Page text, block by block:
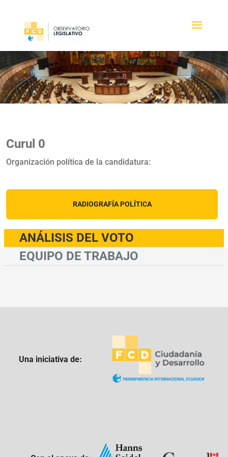
Curul 0
Organización política de la candidatura:
RADIOGRAFÍA POLÍTICA
ANÁLISIS DEL VOTO
EQUIPO DE TRABAJO
Una iniciativa de: